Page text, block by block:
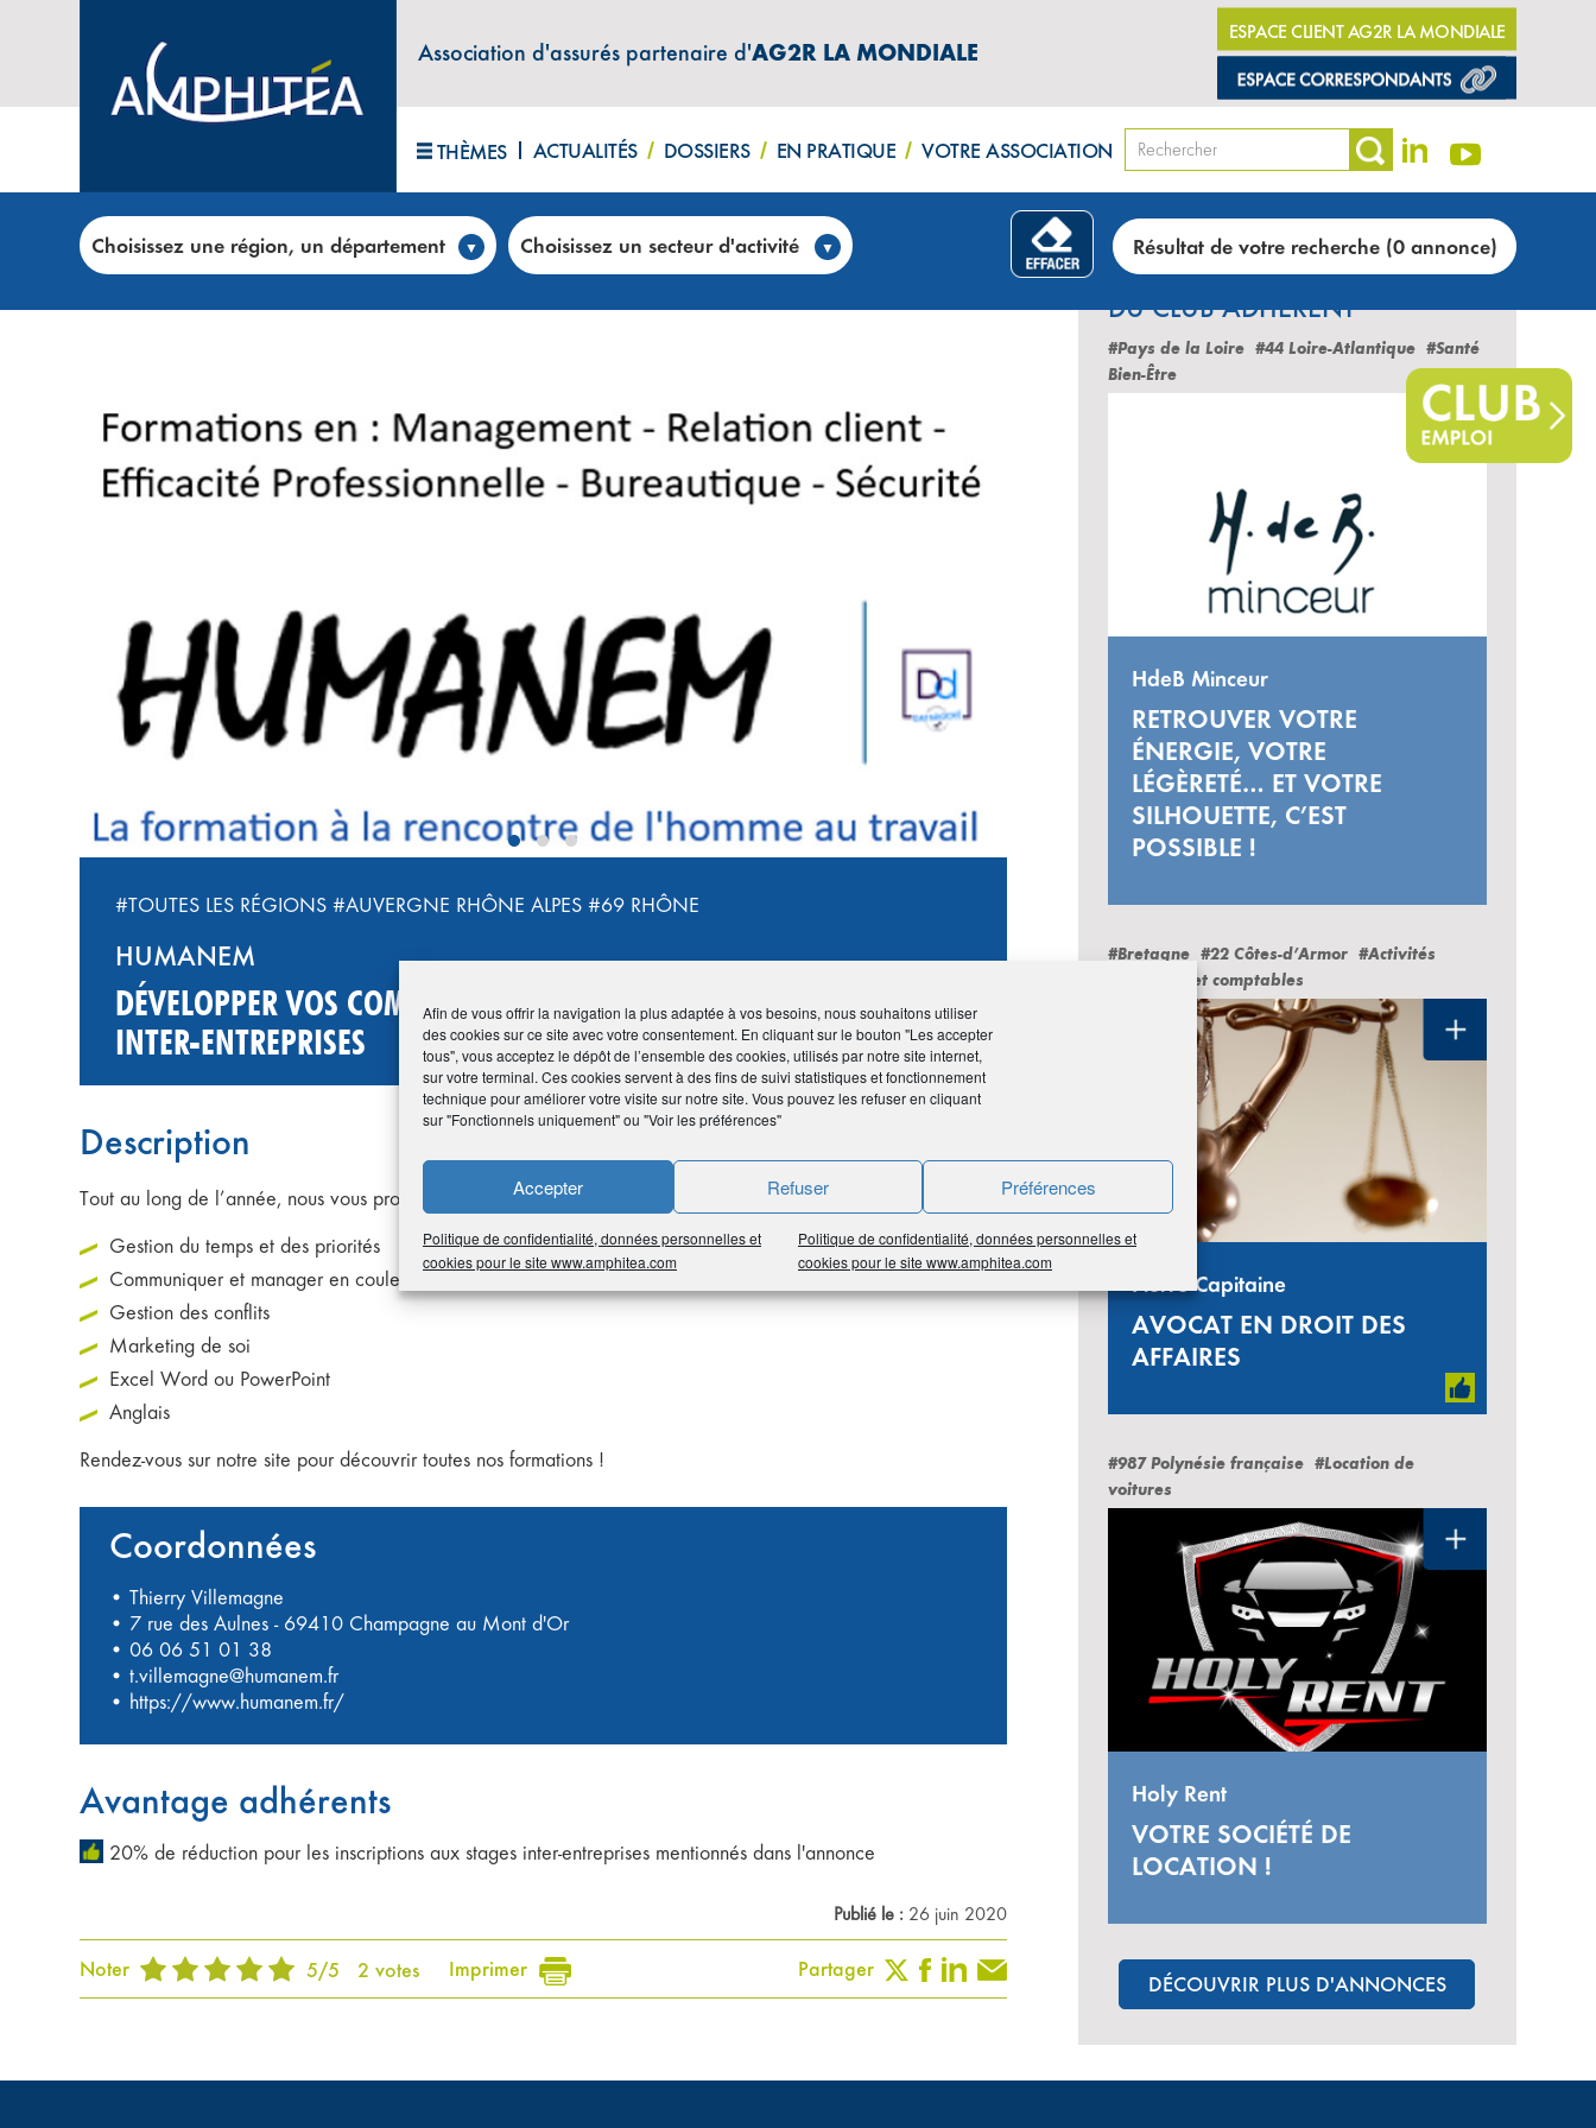
Afin de vous offrir la navigation la plus adaptée à vos besoins, nous souhaitons utiliser
des cookies sur ce site avec votre consentement. En cliquant sur le bouton "Les accepter
tous", vous acceptez le dépôt de l’ensemble des cookies, utilisés par notre site internet,
sur votre terminal. Ces cookies servent à des fins de suivi statistiques et fonctionnement
technique pour améliorer votre visite sur notre site. Vous pouvez les refuser en cliquant
sur "Fonctionnels uniquement" ou "Voir les préférences"
Accepter Refuser Préférences
Politique de confidentialité, données personnelles et
cookies pour le site www.amphitea.com
Politique de confidentialité, données personnelles et
cookies pour le site www.amphitea.com
Association d'assurés partenaire d'AG2R LA MONDIALE
ESPACE CLIENT AG2R LA MONDIALE
THÈMES ACTUALITÉS DOSSIERS EN PRATIQUE VOTRE ASSOCIATION
Choisissez une région, un département Choisissez un secteur d'activité Résultat de votre recherche (0 annonce)
Accueil>Club annonces>HUMANEM – Développer vos compétences grâce à nos formations inter-entreprises
CONSEIL, FORMATION, RECRUTEMENT
#TOUTES LES RÉGIONS #AUVERGNE RHÔNE ALPES #69 RHÔNE
HUMANEM
DÉVELOPPER VOS COMPÉTENCES GRÂCE À NOS FORMATIONS
INTER-ENTREPRISES
Description
Tout au long de l’année, nous vous proposons des formations :
Gestion du temps et des priorités
Communiquer et manager en couleurs (DISC)
Gestion des conflits
Marketing de soi
Excel Word ou PowerPoint
Anglais
Rendez-vous sur notre site pour découvrir toutes nos formations !
Coordonnées
• Thierry Villemagne
• 7 rue des Aulnes - 69410 Champagne au Mont d'Or
• 06 06 51 01 38
• t.villemagne@humanem.fr
• https://www.humanem.fr/
Avantage adhérents
20% de réduction pour les inscriptions aux stages inter-entreprises mentionnés dans l'annonce
Publié le : 26 juin 2020
Noter 5/5 2 votes Imprimer Partager
LES DERNIÈRES ANNONCES
DU CLUB ADHÉRENT
#Pays de la Loire #44 Loire-Atlantique #Santé
Bien-Être
HdeB Minceur
RETROUVER VOTRE
ÉNERGIE, VOTRE
LÉGÈRETÉ… ET VOTRE
SILHOUETTE, C’EST
POSSIBLE !
#Bretagne #22 Côtes-d’Armor #Activités
juridiques et comptables
Pierre Capitaine
AVOCAT EN DROIT DES
AFFAIRES
#987 Polynésie française #Location de
voitures
Holy Rent
VOTRE SOCIÉTÉ DE
LOCATION !
DÉCOUVRIR PLUS D'ANNONCES